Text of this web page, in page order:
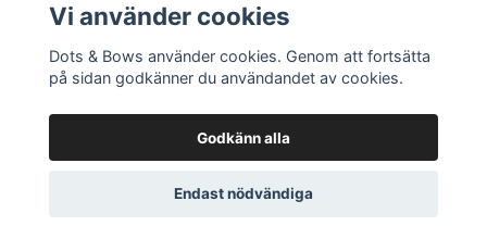
Sociala medier
© 2026 Dots & Bows Apparel
Vi använder cookies
Dots & Bows använder cookies. Genom att fortsätta
på sidan godkänner du användandet av cookies.
Godkänn alla
Endast nödvändiga